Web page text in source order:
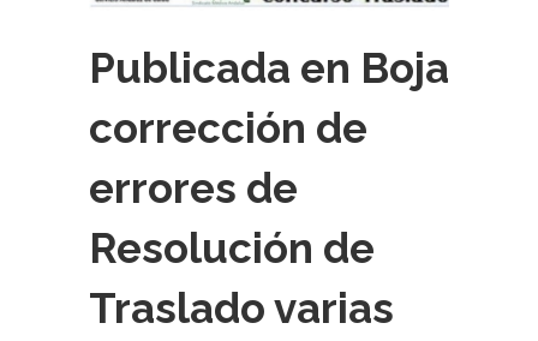
Publicada en Boja
corrección de
errores de
Resolución de
Traslado varias